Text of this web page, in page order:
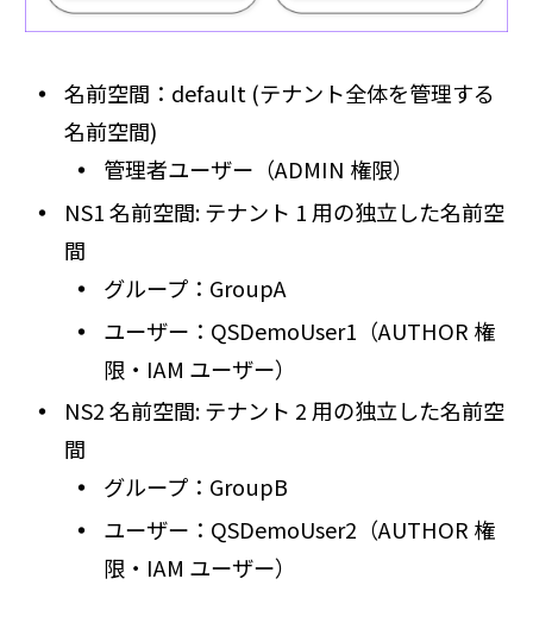
名前空間：default (テナント全体を管理する
名前空間)
管理者ユーザー（ADMIN 権限）
NS1 名前空間: テナント 1 用の独立した名前空
間
グループ：GroupA
ユーザー：QSDemoUser1（AUTHOR 権
限・IAM ユーザー）
NS2 名前空間: テナント 2 用の独立した名前空
間
グループ：GroupB
ユーザー：QSDemoUser2（AUTHOR 権
限・IAM ユーザー）